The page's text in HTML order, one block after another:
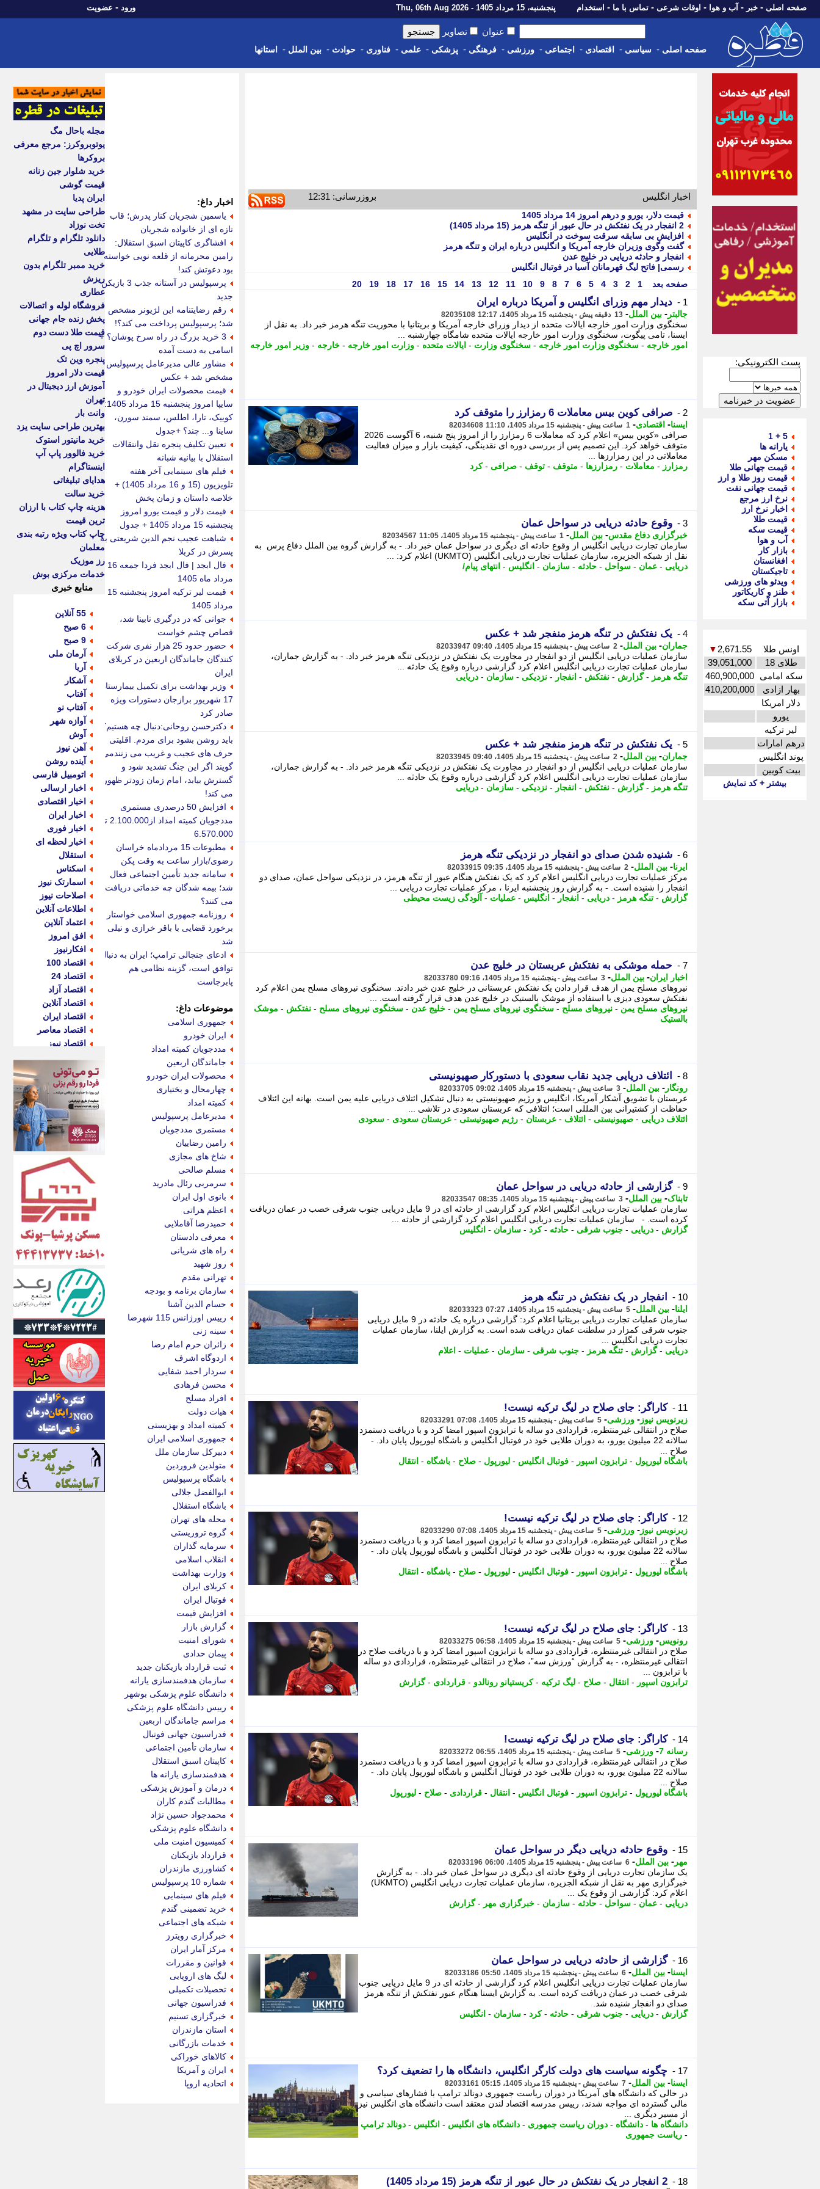
صفحه اصلی - خبر - آب و هوا - اوقات شرعی - تماس با ما - استخدام پنجشنبه، 15 مرداد 1405 - Thu, 06th Aug 2026 ورود - عضویت
عنوان تصاویر
صفحه اصلی - سیاسی - اقتصادی - اجتماعی - ورزشی - فرهنگی - پزشکی - علمی - فناوری - حوادث - بین الملل - استانها
پست الکترونیکی:
5 + 1
یارانه ها
مسکن مهر
قیمت جهانی طلا
قیمت روز طلا و ارز
قیمت جهانی نفت
نرخ ارز مرجع
اخبار نرخ ارز
قیمت طلا
قیمت سکه
آب و هوا
بازار کار
افغانستان
تاجیکستان
ویدئو های ورزشی
طنز و کاریکاتور
بازار آتی سکه
اونس طلا 2,671.55
▼
طلای 18
39,051,000
سکه امامی 460,900,000
بهار ازادی
410,200,000
دلار امریکا
یورو
لیر ترکیه
درهم امارات
پوند انگلیس
بیت کویین
بیشتر + کد نمایش
اخبار انگلیس بروزرسانی: 12:31
قیمت دلار، یورو و درهم امروز 14 مرداد 1405
2 انفجار در یک نفتکش در حال عبور از تنگه هرمز (15 مرداد 1405)
افزایش بی سابقه سرقت سوخت در انگلیس
گفت وگوی وزیران خارجه آمریکا و انگلیس درباره ایران و تنگه هرمز
انفجار و حادثه دریایی در خلیج عدن
رسمی| فاتح لیگ قهرمانان آسیا در فوتبال انگلیس
صفحه بعد
1
2
3
4
5
6
7
8
9
10
11
12
13
14
15
16
17
18
19
20
1 - دیدار مهم وزرای انگلیس و آمریکا درباره ایران
جالبتر - بین الملل- 13 دقیقه پیش - پنجشنبه 15 مرداد 1405، 12:17 82035108
سخنگوی وزارت امور خارجه ایالات متحده از دیدار وزرای خارجه آمریکا و بریتانیا با محوریت تنگه هرمز خبر داد. به نقل از
ایسنا، تامی پیگوت، سخنگوی وزارت امور خارجه ایالات متحده شامگاه چهارشنبه ...
امور خارجه - سخنگوی وزارت امور خارجه - سخنگوی وزارت - ایالات متحده - وزارت امور خارجه - خارجه - وزیر امور خارجه
2 - صرافی کوین بیس معاملات 6 رمزارز را متوقف کرد
ایسنا- اقتصادی- 1 ساعت پیش - پنجشنبه 15 مرداد 1405، 11:10 82034608
صرافی «کوین بیس» اعلام کرد که معاملات 6 رمزارز را از امروز پنج شنبه، 6 آگوست 2026
متوقف خواهد کرد. این تصمیم پس از بررسی دوره ای نقدینگی، کیفیت بازار و میزان فعالیت
معاملاتی در این رمزارزها ...
رمزارز - معاملات - رمزارزها - متوقف - توقف - صرافی -کرد
3 - وقوع حادثه دریایی در سواحل عمان
خبرگزاری دفاع مقدس- بین الملل- 1 ساعت پیش - پنجشنبه 15 مرداد 1405، 11:05 82034567
سازمان تجارت دریایی انگلیس از وقوع حادثه ای دیگری در سواحل عمان خبر داد. - به گزارش گروه بین الملل دفاع پرس به
نقل از شبکه الجزیره، سازمان عملیات تجارت دریایی انگلیس (UKMTO) اعلام کرد: ...
دریایی - عمان - سواحل - حادثه - سازمان - انگلیس - انتهای پیام/
4 - یک نفتکش در تنگه هرمز منفجر شد + عکس
جماران- بین الملل- 2 ساعت پیش - پنجشنبه 15 مرداد 1405، 09:40 82033947
سازمان عملیات دریایی انگلیس از دو انفجار در مجاورت یک نفتکش در نزدیکی تنگه هرمز خبر داد. - به گزارش جماران،
سازمان عملیات تجارت دریایی انگلیس اعلام کرد گزارشی درباره وقوع یک حادثه ...
تنگه هرمز -گزارش - نفتکش - انفجار - نزدیکی - سازمان - دریایی
5 - یک نفتکش در تنگه هرمز منفجر شد + عکس
جماران- بین الملل- 2 ساعت پیش - پنجشنبه 15 مرداد 1405، 09:40 82033945
سازمان عملیات دریایی انگلیس از دو انفجار در مجاورت یک نفتکش در نزدیکی تنگه هرمز خبر داد. - به گزارش جماران،
سازمان عملیات تجارت دریایی انگلیس اعلام کرد گزارشی درباره وقوع یک حادثه ...
تنگه هرمز -گزارش - نفتکش - انفجار - نزدیکی - سازمان - دریایی
6 - شنیده شدن صدای دو انفجار در نزدیکی تنگه هرمز
ایرنا- بین الملل- 2 ساعت پیش - پنجشنبه 15 مرداد 1405، 09:35 82033915
مرکز عملیات تجارت دریایی انگلیس اعلام کرد که یک نفتکش هنگام عبور از تنگه هرمز، در نزدیکی سواحل عمان، صدای دو
انفجار را شنیده است. - به گزارش روز پنجشنبه ایرنا ، مرکز عملیات تجارت دریایی ...
گزارش - تنگه هرمز - دریایی - انفجار - انگلیس - عملیات - آلودگی زیست محیطی
7 - حمله موشکی به نفتکش عربستان در خلیج عدن
اخبار ایران- بین الملل- 3 ساعت پیش - پنجشنبه 15 مرداد 1405، 09:16 82033780
نیروهای مسلح یمن از هدف قرار دادن یک نفتکش عربستانی در خلیج عدن خبر دادند. سخنگوی نیروهای مسلح یمن اعلام کرد
نفتکش سعودی دیزی با استفاده از موشک بالستیک در خلیج عدن هدف قرار گرفته است. ...
نیروهای مسلح یمن - نیروهای مسلح - سخنگوی نیروهای مسلح یمن - خلیج عدن - سخنگوی نیروهای مسلح - نفتکش - موشک
بالستیک
8 - ائتلاف دریایی جدید نقاب سعودی با دستورکار صهیونیستی
رونگار - بین الملل- 3 ساعت پیش - پنجشنبه 15 مرداد 1405، 09:02 82033705
عربستان با تشویق آشکار آمریکا، انگلیس و رژیم صهیونیستی به دنبال تشکیل ائتلاف دریایی علیه یمن است. بهانه این ائتلاف
حفاظت از کشتیرانی بین المللی است؛ ائتلافی که عربستان سعودی در تلاشی ...
ائتلاف دریایی - صهیونیستی - ائتلاف - عربستان - رژیم صهیونیستی - عربستان سعودی - سعودی
9 - گزارشی از حادثه دریایی در سواحل عمان
تابناک- بین الملل- 3 ساعت پیش - پنجشنبه 15 مرداد 1405، 08:35 82033547
سازمان عملیات تجارت دریایی انگلیس اعلام کرد گزارشی از حادثه ای در 9 مایل دریایی جنوب شرقی خصب در عمان دریافت
کرده است. - سازمان عملیات تجارت دریایی انگلیس اعلام کرد گزارشی از حادثه ...
گزارش - دریایی - جنوب شرقی - حادثه -کرد - سازمان - انگلیس
10 - انفجار در یک نفتکش در تنگه هرمز
ایلنا- بین الملل- 5 ساعت پیش - پنجشنبه 15 مرداد 1405، 07:27 82033323
سازمان عملیات تجارت دریایی بریتانیا اعلام کرد: گزارشی درباره یک حادثه در 9 مایل دریایی
جنوب شرقی کمزار در سلطنت عمان دریافت شده است. به گزارش ایلنا، سازمان عملیات
تجارت دریایی انگلیس ...
دریایی -گزارش - تنگه هرمز - جنوب شرقی - سازمان - عملیات - اعلام
11 - کاراگر: جای صلاح در لیگ ترکیه نیست!
زیرنویس نیوز - ورزشی- 5 ساعت پیش - پنجشنبه 15 مرداد 1405، 07:08 82033291
صلاح در انتقالی غیرمنتظره، قراردادی دو ساله با ترابزون اسپور امضا کرد و با دریافت دستمزد
سالانه 22 میلیون یورو، به دوران طلایی خود در فوتبال انگلیس و باشگاه لیورپول پایان داد. -
صلاح ...
باشگاه لیورپول - ترابزون اسپور - فوتبال انگلیس - لیورپول - صلاح - باشگاه - انتقال
12 - کاراگر: جای صلاح در لیگ ترکیه نیست!
زیرنویس نیوز - ورزشی- 5 ساعت پیش - پنجشنبه 15 مرداد 1405، 07:08 82033290
صلاح در انتقالی غیرمنتظره، قراردادی دو ساله با ترابزون اسپور امضا کرد و با دریافت دستمزد
سالانه 22 میلیون یورو، به دوران طلایی خود در فوتبال انگلیس و باشگاه لیورپول پایان داد. -
صلاح ...
باشگاه لیورپول - ترابزون اسپور - فوتبال انگلیس - لیورپول - صلاح - باشگاه - انتقال
13 - کاراگر: جای صلاح در لیگ ترکیه نیست!
رونویس- ورزشی- 5 ساعت پیش - پنجشنبه 15 مرداد 1405، 06:58 82033275
صلاح در انتقالی غیرمنتظره، قراردادی دو ساله با ترابزون اسپور امضا کرد و با دریافت صلاح در
انتقالی غیرمنتظره، - به گزارش “ورزش سه”، صلاح در انتقالی غیرمنتظره، قراردادی دو ساله
با ترابزون ...
ترابزون اسپور - انتقال - صلاح - لیگ ترکیه -کریستیانو رونالدو - قراردادی -گزارش
14 - کاراگر: جای صلاح در لیگ ترکیه نیست!
رسانه 7 - ورزشی- 5 ساعت پیش - پنجشنبه 15 مرداد 1405، 06:55 82033272
صلاح در انتقالی غیرمنتظره، قراردادی دو ساله با ترابزون اسپور امضا کرد و با دریافت دستمزد
سالانه 22 میلیون یورو، به دوران طلایی خود در فوتبال انگلیس و باشگاه لیورپول پایان داد. -
صلاح ...
باشگاه لیورپول - ترابزون اسپور - فوتبال انگلیس - انتقال - قراردادی - صلاح - لیورپول
15 - وقوع حادثه دریایی دیگر در سواحل عمان
مهر - بین الملل- 6 ساعت پیش - پنجشنبه 15 مرداد 1405، 06:00 82033196
یک سازمان تجارت دریایی از وقوع حادثه ای دیگری در سواحل عمان خبر داد. - به گزارش
خبرگزاری مهر به نقل از شبکه الجزیره، سازمان عملیات تجارت دریایی انگلیس (UKMTO)
اعلام کرد: گزارشی از وقوع یک ...
دریایی - عمان - سواحل - حادثه - سازمان - خبرگزاری مهر -گزارش
16 - گزارشی از حادثه دریایی در سواحل عمان
ایسنا- بین الملل- 6 ساعت پیش - پنجشنبه 15 مرداد 1405، 05:50 82033186
سازمان عملیات تجارت دریایی انگلیس اعلام کرد گزارشی از حادثه ای در 9 مایل دریایی جنوب
شرقی خصب در عمان دریافت کرده است. به گزارش ایسنا هنگام عبور نفتکش از تنگه هرمز
صدای دو انفجار شنیده شد.
گزارش - دریایی - جنوب شرقی - حادثه -کرد - سازمان - انگلیس
17 - چگونه سیاست های دولت کارگر انگلیس، دانشگاه ها را تضعیف کرد؟
ایسنا- بین الملل- 7 ساعت پیش - پنجشنبه 15 مرداد 1405، 05:15 82033161
در حالی که دانشگاه های آمریکا در دوران ریاست جمهوری دونالد ترامپ با فشارهای سیاسی و
مالی گسترده ای مواجه شدند، رییس مدرسه اقتصاد لندن معتقد است دانشگاه های انگلیس نیز
از مسیر دیگری ...
دانشگاه ها - دانشگاه - دوران ریاست جمهوری - دانشگاه های انگلیس - انگلیس - دونالد ترامپ
- ریاست جمهوری
18 - 2 انفجار در یک نفتکش در حال عبور از تنگه هرمز (15 مرداد 1405)
اخبار داغ:
یاسمین شجریان کنار پدرش؛ قاب
تازه ای از خانواده شجریان
افشاگری کاپیتان اسبق استقلال:
رامین محرمانه از قلعه نویی خواسته
بود دعوتش کند!
پرسپولیس در آستانه جذب 3 بازیکن
جدید
رقم رضایتنامه این لژیونر مشخص
شد؛ پرسپولیس پرداخت می کند؟!
3 خرید بزرگ در راه سرخ پوشان؟ +
اسامی به دست آمده
مشاور عالی مدیرعامل پرسپولیس
مشخص شد + عکس
قیمت محصولات ایران خودرو و
سایپا امروز پنجشنبه 15 مرداد 1405:
کوییک، تارا، اطلس، سمند سورن،
ساینا و... چند؟ +جدول
تعیین تکلیف پنجره نقل وانتقالات
استقلال با بیانیه شبانه
فیلم های سینمایی آخر هفته
تلویزیون (15 و 16 مرداد 1405) +
خلاصه داستان و زمان پخش
قیمت دلار و قیمت یورو امروز
پنجشنبه 15 مرداد 1405 + جدول
شباهت عجیب نجم الدین شریعتی به
پسرش در کربلا
فال ابجد | فال ابجد فردا جمعه 16
مرداد ماه 1405
قیمت لیر ترکیه امروز پنجشنبه 15
مرداد 1405
جوانی که در درگیری نابینا شد،
قصاص چشم خواست
حضور حدود 25 هزار نفری شرکت
کنندگان جاماندگان اربعین در کربلای
ایران
وزیر بهداشت برای تکمیل بیمارستان
17 شهریور برازجان دستورات ویژه
صادر کرد
دکترحسن روحانی:دنبال چه هستیم؟
باید روشن بشود برای مردم. اقلیتی
حرف های عجیب و غریب می زنندمی
گویند اگر این جنگ تشدید شود و
گسترش بیابد، امام زمان زودتر ظهور
می کند!
افزایش 50 درصدری مستمری
مددجویان کمیته امداد از2.100.000 تا
6.570.000
مطبوعات 15 مردادماه خراسان
رضوی/بازار ساعت به وقت پکن
سامانه جدید تأمین اجتماعی فعال
شد؛ بیمه شدگان چه خدماتی دریافت
می کنند؟
روزنامه جمهوری اسلامی خواستار
برخورد قضایی با باقر خرازی و نیلی
شد
ادعای جنجالی ترامپ؛ ایران به دنبال
توافق است، گزینه نظامی هم
پابرجاست
موضوعات داغ:
جمهوری اسلامی
ایران خودرو
مددجویان کمیته امداد
جاماندگان اربعین
محصولات ایران خودرو
چهارمحال و بختیاری
کمیته امداد
مدیرعامل پرسپولیس
مستمری مددجویان
رامین رضاییان
شاخ های مجازی
مسلم صالحی
سرمربی رئال مادرید
بانوی اول ایران
اعظم هراتی
حمیدرضا آقاملایی
معرفی دادستان
راه های شریانی
روز شهید
تهرانی مقدم
سازمان برنامه و بودجه
حسام الدین آشنا
رییس اورژانس 115 شهرضا
سینه زنی
زائران حرم امام رضا
اردوگاه اشرف
سردار احمد شفایی
محسن فرهادی
افراد مسلح
هیات دولت
کمیته امداد و بهزیستی
جمهوری اسلامی ایران
دبیرکل سازمان ملل
متولدین فروردین
باشگاه پرسپولیس
ابوالفضل جلالی
باشگاه استقلال
محله های تهران
گروه تروریستی
سرمایه گذاران
انقلاب اسلامی
وزارت بهداشت
کربلای ایران
فوتبال ایران
افزایش قیمت
گزارش بازار
شورای امنیت
پیمان حدادی
ثبت قرارداد بازیکنان جدید
سازمان هدفمندسازی یارانه
دانشگاه علوم پزشکی بوشهر
رییس دانشگاه علوم پزشکی
مراسم جاماندگان اربعین
فدراسیون جهانی فوتبال
سازمان تأمین اجتماعی
کاپیتان اسبق استقلال
هدفمندسازی یارانه ها
درمان و آموزش پزشکی
مطالبات گندم کاران
محمدجواد حسین نژاد
دانشگاه علوم پزشکی
کمیسیون امنیت ملی
قرارداد بازیکنان
کشاورزی مازندران
شماره 10 پرسپولیس
فیلم های سینمایی
خرید تضمینی گندم
شبکه های اجتماعی
خبرگزاری رویترز
مرکز آمار ایران
قوانین و مقررات
لیگ های اروپایی
تحصیلات تکمیلی
فدراسیون جهانی
خبرگزاری تسنیم
استان مازندران
خدمات بازرگانی
کالاهای خوراکی
ایران و آمریکا
اتحادیه اروپا
مجله باحال مگ
یوتوبروکرز: مرجع معرفی
بروکرها
خرید شلوار جین زنانه
قیمت گوشی
ایران پدیا
طراحی سایت در مشهد
تخت نوزاد
دانلود تلگرام و تلگرام
طلایی
خرید ممبر تلگرام بدون
ریزش
عطاری
فروشگاه لوله و اتصالات
پخش زنده جام جهانی
قیمت طلا دست دوم
سرور اچ پی
پنجره وین تک
قیمت دلار امروز
آموزش ارز دیجیتال در
تهران
وانت بار
بهترین طراحی سایت یزد
خرید مانیتور استوک
خرید فالوور پاپ آپ
اینستاگرام
هدایای تبلیغاتی
خرید سالت
هزینه چاپ کتاب با ارزان
ترین قیمت
چاپ کتاب ویژه رتبه بندی
معلمان
رز موزیک
خدمات مرکزی بوش
منابع خبری
55 آنلاین
6 صبح
9 صبح
آرمان ملی
آریا
آشکار
آفتاب
آفتاب نو
آوازه شهر
آوش
آهن نیوز
آینده روشن
اتومبیل فارسی
اخبار ارسالی
اخبار اقتصادی
اخبار ایران
اخبار فوری
اخبار لحظه ای
استقلال
اسکناس
اسمارتک نیوز
اصلاحات نیوز
اطلاعات آنلاین
اعتماد آنلاین
افق امروز
افکارنیوز
اقتصاد 100
اقتصاد 24
اقتصاد آزاد
اقتصاد آنلاین
اقتصاد ایران
اقتصاد معاصر
اقتصاد نیوز
اکوفارس
اکونگار
اکونیوز
الف
انتشار آنلاین
اندیشه قرن
اندیشه معاصر
اندیشه ها
انرژی پرس
ای استخدام
ایتنا
ایراف
ایران آرت
ایران آنلاین
ایران زندگی
ایران فوری
ایرانی روز
ایرانیتال
ایرنا
ایسکانیوز
ایسنا
ایکنا
ایلنا
اینتیتر
ایونا نیوز
بازتاب آنلاین
باشگاه خبرنگاران
باغستان نیوز
بامبوک
ببین و بخون
بدینسان
بنکر